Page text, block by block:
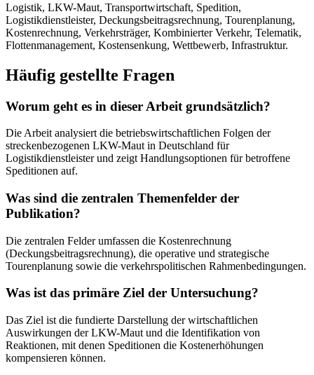
Logistik, LKW-Maut, Transportwirtschaft, Spedition,
Logistikdienstleister, Deckungsbeitragsrechnung, Tourenplanung,
Kostenrechnung, Verkehrsträger, Kombinierter Verkehr, Telematik,
Flottenmanagement, Kostensenkung, Wettbewerb, Infrastruktur.
Häufig gestellte Fragen
Worum geht es in dieser Arbeit grundsätzlich?
Die Arbeit analysiert die betriebswirtschaftlichen Folgen der
streckenbezogenen LKW-Maut in Deutschland für
Logistikdienstleister und zeigt Handlungsoptionen für betroffene
Speditionen auf.
Was sind die zentralen Themenfelder der
Publikation?
Die zentralen Felder umfassen die Kostenrechnung
(Deckungsbeitragsrechnung), die operative und strategische
Tourenplanung sowie die verkehrspolitischen Rahmenbedingungen.
Was ist das primäre Ziel der Untersuchung?
Das Ziel ist die fundierte Darstellung der wirtschaftlichen
Auswirkungen der LKW-Maut und die Identifikation von
Reaktionen, mit denen Speditionen die Kostenerhöhungen
kompensieren können.